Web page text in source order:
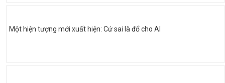
Một hiện tượng mới xuất hiện: Cứ sai là đổ cho AI